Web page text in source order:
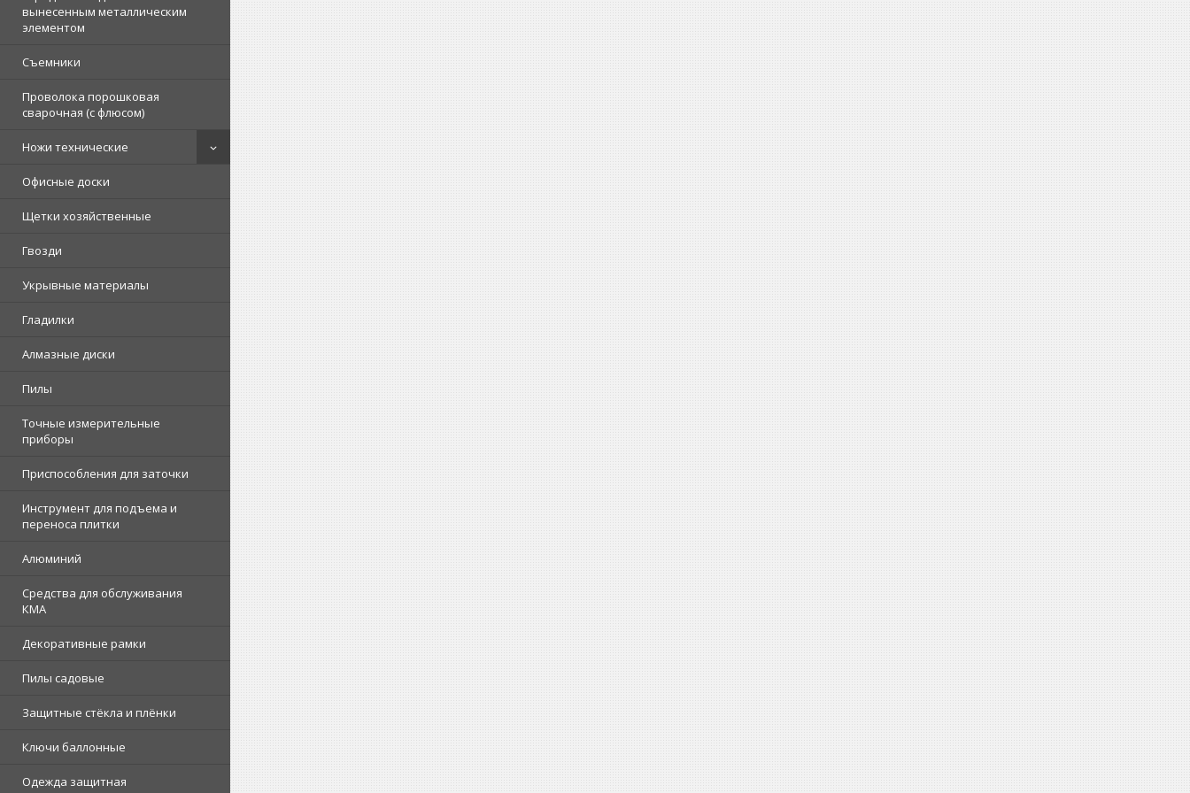
вынесенным металлическим
элементом
Съемники
Проволока порошковая
сварочная (с флюсом)
Ножи технические
Офисные доски
Щетки хозяйственные
Гвозди
Укрывные материалы
Гладилки
Алмазные диски
Пилы
Точные измерительные
приборы
Приспособления для заточки
Инструмент для подъема и
переноса плитки
Алюминий
Средства для обслуживания
КМА
Декоративные рамки
Пилы садовые
Защитные стёкла и плёнки
Ключи баллонные
Одежда защитная